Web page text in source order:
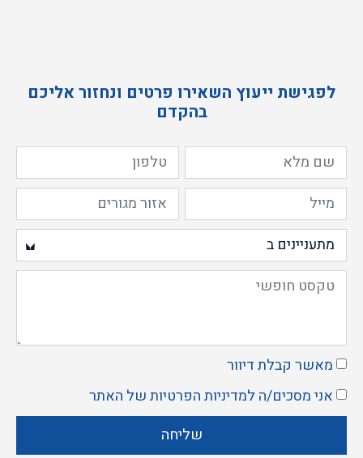
לפגישת ייעוץ השאירו פרטים ונחזור אליכם
בהקדם
מאשר קבלת דיוור
אני מסכים/ה למדיניות הפרטיותשל האתר
שליחה